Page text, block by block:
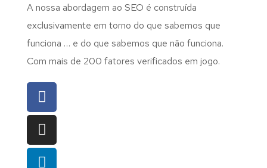
A nossa abordagem ao SEO é construída
exclusivamente em torno do que sabemos que
funciona … e do que sabemos que não funciona.
Com mais de 200 fatores verificados em jogo.